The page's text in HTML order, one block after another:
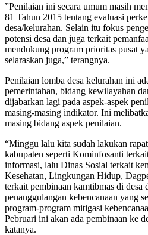
”Penilaian ini secara umum masih
81 Tahun 2015 tentang evaluasi
desa/kelurahan. Selain itu fokus
potensi desa dan juga terkait
mendukung program prioritas pusat
selaraskan juga,” terangnya.
Penilaian lomba desa kelurahan ini
pemerintahan, bidang kewilayahan
dijabarkan lagi pada aspek-aspek
masing-masing indikator. Ini
masing bidang aspek penilaian.
“Minggu lalu kita sudah lakukan
kabupaten seperti Kominfosanti
informasi, lalu Dinas Sosial terkait
Kesehatan, Lingkungan Hidup,
terkait pembinaan kamtibmas di
penanggulangan kebencanaan yang
program-program mitigasi
Pebruari ini akan ada pembinaan ke
katanya.